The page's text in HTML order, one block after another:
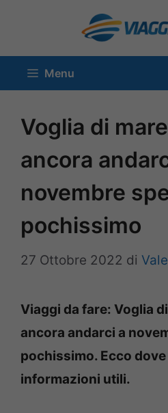
contenuto
Menu
Voglia di
ancora
novembre
pochissimo
27 Ottobre 2022 di
Viaggi da fare: Voglia
ancora andarci a
pochissimo. Ecco
informazioni utili.